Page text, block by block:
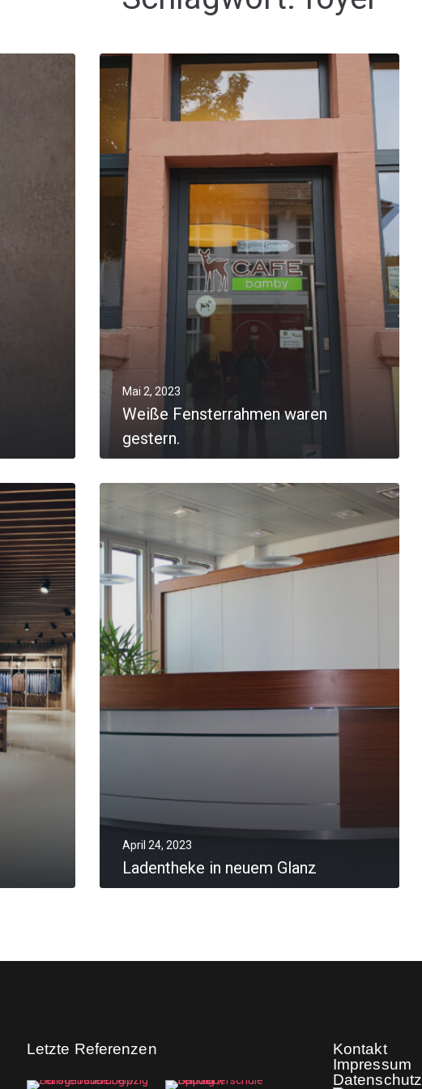
Mai 2, 2023
Weiße Fensterrahmen waren
gestern.
MORE
April 24, 2023
Ladentheke in neuem Glanz
Letzte Referenzen
Kontakt
Impressum
Datenschutz